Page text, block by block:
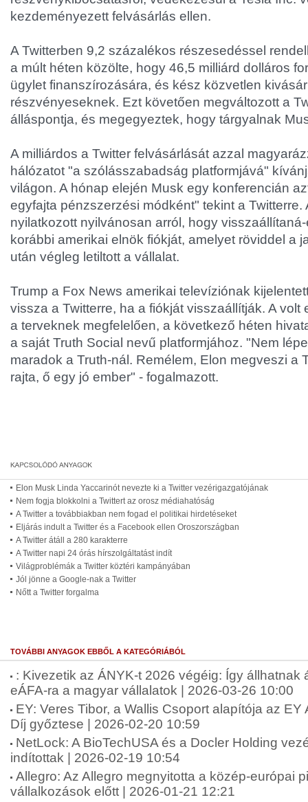
kezdeményezett felvásárlás ellen.
A Twitterben 9,2 százalékos részesedéssel
a múlt héten közölte, hogy 46,5 milliárd dolláros
ügylet finanszírozására, és kész közvetlen
részvényeseknek. Ezt követően megváltozott a
álláspontja, és megegyeztek, hogy tárgyalnak
A milliárdos a Twitter felvásárlását azzal
hálózatot "a szólásszabadság platformjává"
világon. A hónap elején Musk egy konferencián
egyfajta pénzszerzési módként" tekint a Twitterre.
nyilatkozott nyilvánosan arról, hogy
korábbi amerikai elnök fiókját, amelyet röviddel a
után végleg letiltott a vállalat.
Trump a Fox News amerikai televíziónak
vissza a Twitterre, ha a fiókját visszaállítják. A volt
a terveknek megfelelően, a következő héten
a saját Truth Social nevű platformjához. "Nem
maradok a Truth-nál. Remélem, Elon megveszi a
rajta, ő egy jó ember" - fogalmazott.
Elon Musk Linda Yaccarinót nevezte ki a Twitter vezérigazgatójának
Nem fogja blokkolni a Twittert az orosz médiahatóság
A Twitter a továbbiakban nem fogad el politikai hirdetéseket
Eljárás indult a Twitter és a Facebook ellen Oroszországban
A Twitter átáll a 280 karakterre
A Twitter napi 24 órás hírszolgáltatást indít
Világproblémák a Twitter köztéri kampányában
Jól jönne a Google-nak a Twitter
Nőtt a Twitter forgalma
TOVÁBBI ANYAGOK EBBŐL A KATEGÓRIÁBÓL
: Kivezetik az ÁNYK-t 2026 végéig: Így állhatnak
eÁFA-ra a magyar vállalatok | 2026-03-26 10:00
EY: Veres Tibor, a Wallis Csoport alapítója az EY
Díj győztese | 2026-02-20 10:59
NetLock: A BioTechUSA és a Docler Holding
indítottak | 2026-02-19 10:54
Allegro: Az Allegro megnyitotta a közép-európai
vállalkozások előtt | 2026-01-21 12:21